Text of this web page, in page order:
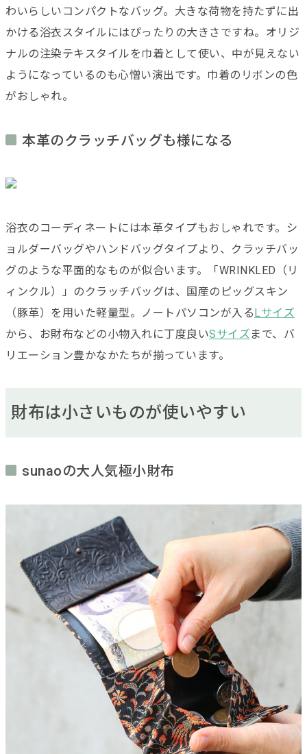
わいらしいコンパクトなバッグ。大きな荷物を持たずに出
かける浴衣スタイルにはぴったりの大きさですね。オリジ
ナルの注染テキスタイルを巾着として使い、中が見えない
ようになっているのも心憎い演出です。巾着のリボンの色
がおしゃれ。
本革のクラッチバッグも様になる
浴衣のコーディネートには本革タイプもおしゃれです。シ
ョルダーバッグやハンドバッグタイプより、クラッチバッ
グのような平面的なものが似合います。「WRINKLED（ リ
ィンクル）」のクラッチバッグは、国産のピッグスキン
（豚革）を用いた軽量型。ノートパソコンが入るLサイズ
から、お財布などの小物入れに丁度良いSサイズ まで、バ
リエーション豊かなかたちが揃っています。
財布は小さいものが使いやすい
sunaoの大人気極小財布